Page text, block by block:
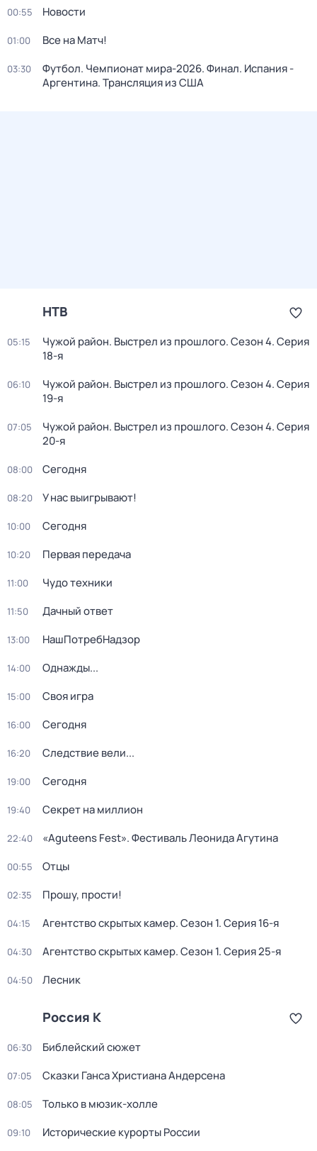
00:55 Новости
01:00 Все на Матч!
03:30
Футбол. Чемпионат мира-2026. Финал. Испания -
Аргентина. Трансляция из США
НТВ
05:15 Чужой район. Выстрел из прошлого. Сезон 4. Серия
18-я
06:10 Чужой район. Выстрел из прошлого. Сезон 4. Серия
19-я
07:05 Чужой район. Выстрел из прошлого. Сезон 4. Серия
20-я
08:00 Сегодня
08:20 У нас выигрывают!
10:00 Сегодня
10:20 Первая передача
11:00 Чудо техники
11:50 Дачный ответ
13:00 НашПотребНадзор
14:00 Однажды...
15:00 Своя игра
16:00 Сегодня
16:20 Следствие вели...
19:00 Сегодня
19:40 Секрет на миллион
22:40 «Aguteens Fest». Фестиваль Леонида Агутина
00:55 Отцы
02:35 Прошу, прости!
04:15 Агентство скрытых камер. Сезон 1. Серия 16-я
04:30 Агентство скрытых камер. Сезон 1. Серия 25-я
04:50 Лесник
Россия К
06:30 Библейский сюжет
07:05 Сказки Ганса Христиана Андерсена
08:05 Только в мюзик-холле
09:10 Исторические курорты России